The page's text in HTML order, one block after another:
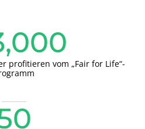
profitieren vom „Fair for Life“-